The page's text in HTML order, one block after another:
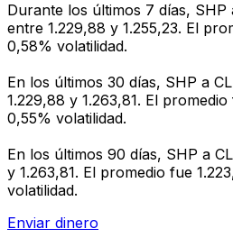
Durante los últimos 7 días, SHP
entre 1.229,88 y 1.255,23. El
0,58% volatilidad.
En los últimos 30 días, SHP a
1.229,88 y 1.263,81. El
0,55% volatilidad.
En los últimos 90 días, SHP a
y 1.263,81. El promedio fue
volatilidad.
Enviar dinero